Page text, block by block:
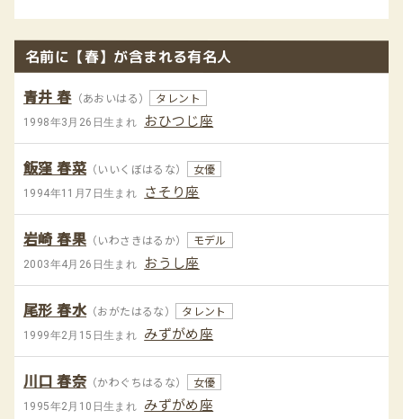
名前に【春】が含まれる有名人
青井 春（あおいはる） タレント
1998年3月26日生まれ おひつじ座
飯窪 春菜 （いいくぼはるな） 女優
1994年11月7日生まれ さそり座
岩崎 春果 （いわさきはるか） モデル
2003年4月26日生まれ おうし座
尾形 春水（おがたはるな） タレント
1999年2月15日生まれ みずがめ座
川口 春奈（かわぐちはるな） 女優
1995年2月10日生まれ みずがめ座